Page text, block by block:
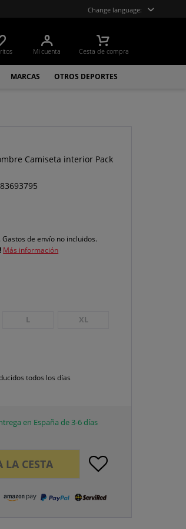
Change language:
Mi cuenta Cesta de compra
MARCAS OTROS DEPORTES
Camiseta interior Pack
Gastos de envío no incluidos.
Más información
L XL
todos los días
en España de 3-6 días
CESTA